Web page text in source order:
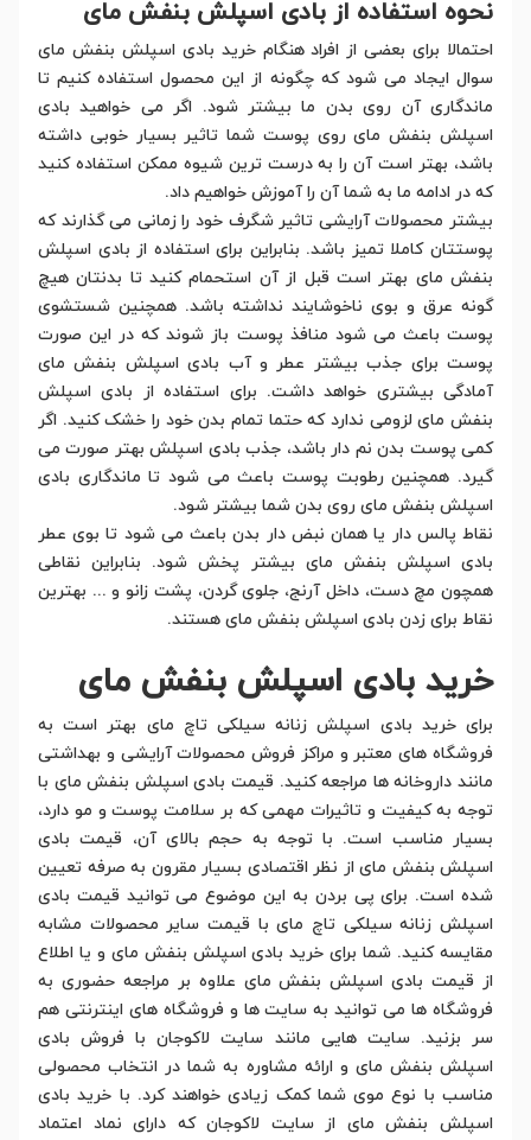
نحوه استفاده از بادی اسپلش بنفش مای
احتمالا برای بعضی از افراد هنگام خرید بادی اسپلش بنفش مای
سوال ایجاد می شود که چگونه از این محصول استفاده کنیم تا
ماندگاری آن روی بدن ما بیشتر شود. اگر می خواهید بادی
اسپلش بنفش مای روی پوست شما تاثیر بسیار خوبی داشته
باشد، بهتر است آن را به درست ترین شیوه ممکن استفاده کنید
که در ادامه ما به شما آن را آموزش خواهیم داد.
بیشتر محصولات آرایشی تاثیر شگرف خود را زمانی می گذارند که
پوستتان کاملا تمیز باشد. بنابراین برای استفاده از بادی اسپلش
بنفش مای بهتر است قبل از آن استحمام کنید تا بدنتان هیچ
گونه عرق و بوی ناخوشایند نداشته باشد. همچنین شستشوی
پوست باعث می شود منافذ پوست باز شوند که در این صورت
پوست برای جذب بیشتر عطر و آب بادی اسپلش بنفش مای
آمادگی بیشتری خواهد داشت. برای استفاده از بادی اسپلش
بنفش مای لزومی ندارد که حتما تمام بدن خود را خشک کنید. اگر
کمی پوست بدن نم دار باشد، جذب بادی اسپلش بهتر صورت می
گیرد. همچنین رطوبت پوست باعث می شود تا ماندگاری بادی
اسپلش بنفش مای روی بدن شما بیشتر شود.
نقاط پالس دار یا همان نبض دار بدن باعث می شود تا بوی عطر
بادی اسپلش بنفش مای بیشتر پخش شود. بنابراین نقاطی
همچون مچ دست، داخل آرنج، جلوی گردن، پشت زانو و ... بهترین
نقاط برای زدن بادی اسپلش بنفش مای هستند.
خرید بادی اسپلش بنفش مای
برای خرید بادی اسپلش زنانه سیلکی تاچ مای بهتر است به
فروشگاه های معتبر و مراکز فروش محصولات آرایشی و بهداشتی
مانند داروخانه ها مراجعه کنید. قیمت بادی اسپلش بنفش مای با
توجه به کیفیت و تاثیرات مهمی که بر سلامت پوست و مو دارد،
بسیار مناسب است. با توجه به حجم بالای آن، قیمت بادی
اسپلش بنفش مای از نظر اقتصادی بسیار مقرون به صرفه تعیین
شده است. برای پی بردن به این موضوع می توانید قیمت بادی
اسپلش زنانه سیلکی تاچ مای با قیمت سایر محصولات مشابه
مقایسه کنید. شما برای خرید بادی اسپلش بنفش مای و یا اطلاع
از قیمت بادی اسپلش بنفش مای علاوه بر مراجعه حضوری به
فروشگاه ها می توانید به سایت ها و فروشگاه های اینترنتی هم
سر بزنید. سایت هایی مانند سایت لاکوجان با فروش بادی
اسپلش بنفش مای و ارائه مشاوره به شما در انتخاب محصولی
مناسب با نوع موی شما کمک زیادی خواهند کرد. با خرید بادی
اسپلش بنفش مای از سایت لاکوجان که دارای نماد اعتماد